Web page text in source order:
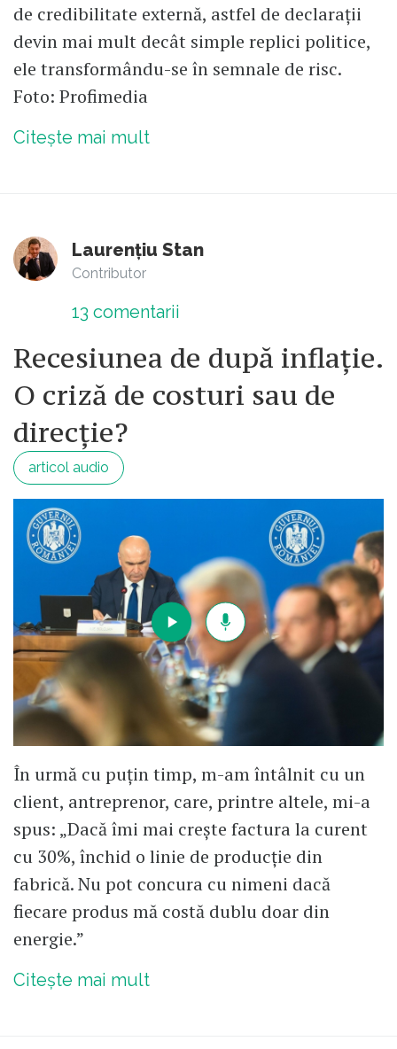
de credibilitate externă, astfel de declarații
devin mai mult decât simple replici politice,
ele transformându-se în semnale de risc.
Foto: Profimedia
Citește mai mult
Laurențiu Stan
Contributor
13 comentarii
Recesiunea de după inflație.
O criză de costuri sau de
direcție?
articol audio
În urmă cu puțin timp, m-am întâlnit cu un
client, antreprenor, care, printre altele, mi-a
spus: „Dacă îmi mai crește factura la curent
cu 30%, închid o linie de producție din
fabrică. Nu pot concura cu nimeni dacă
fiecare produs mă costă dublu doar din
energie.”
Citește mai mult